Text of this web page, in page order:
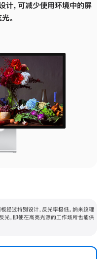
计，可减少使用环境中的屏
。
经过特别设计，反光率极低。纳米纹理
光，即使在高亮光源的工作场所也能保